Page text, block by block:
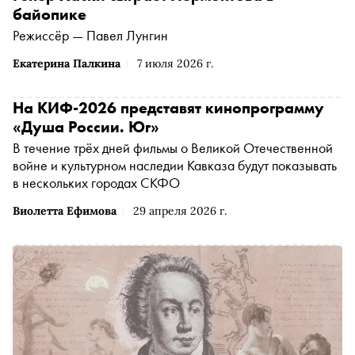
Екатерина Палкина 7 июля 2026 г.
байопике
Режиссёр — Павел Лунгин
Виолетта Ефимова 29 апреля 2026 г.
На КИФ-2026 представят кинопрограмму
«Душа России. Юг»
В течение трёх дней фильмы о Великой Отечественной
войне и культурном наследии Кавказа будут показывать
в нескольких городах СКФО